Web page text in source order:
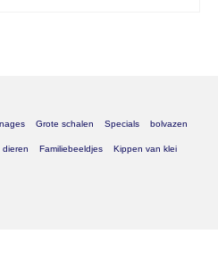
Grote schalen Specials bolvazen
dieren Familiebeeldjes Kippen van klei